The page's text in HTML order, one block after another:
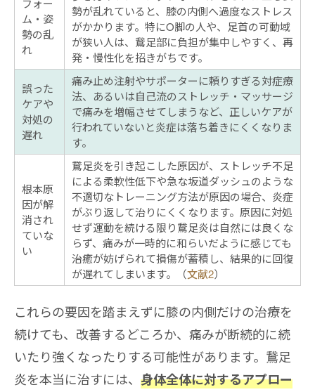
フォー
ム・姿
勢の乱
れ
勢が乱れていると、膝の内側へ過度なストレス
がかかります。特にO脚の人や、足首の可動域
が狭い人は、鵞足部に負担が集中しやすく、再
発・慢性化を招きがちです。
誤った
ケアや
対処の
遅れ
痛み止め注射やサポーターに頼りすぎる対症療
法、あるいは自己流のストレッチ・マッサージ
で痛みを増幅させてしまうなど、正しいケアが
行われていないと炎症は落ち着きにくくなりま
す。
根本原
因が解
消され
ていな
い
鵞足炎を引き起こした原因が、ストレッチ不足
による柔軟性低下や急な坂道ダッシュのような
不適切なトレーニング方法が原因の場合、炎症
がぶり返して治りにくくなります。原因に対処
せず運動を続ける限り鵞足炎は自然には良くな
らず、痛みが一時的に和らいだように感じても
治癒が妨げられて損傷が蓄積し、結果的に回復
が遅れてしまいます。（文献2）
これらの要因を踏まえずに膝の内側だけの治療を
続けても、改善するどころか、痛みが断続的に続
いたり強くなったりする可能性があります。鵞足
炎を本当に治すには、 身体全体に対するアプロー